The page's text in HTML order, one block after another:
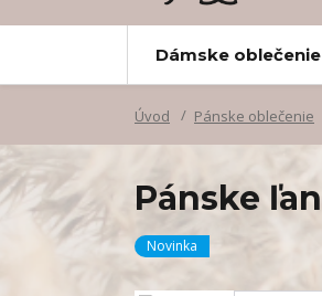
Dámske oblečenie
Úvod Pánske oblečenie
Pánske
Novinka